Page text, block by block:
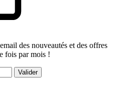
des nouveautés et des offres
fois par mois !
Valider